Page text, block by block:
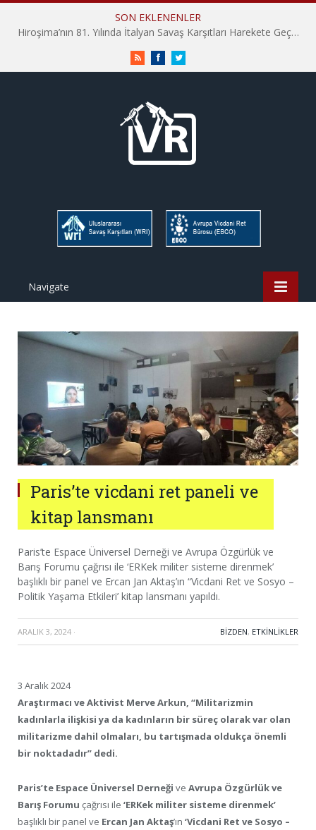
SON EKLENENLER
Hiroşima’nın 81. Yılında İtalyan Savaş Karşıtları Harekete Geçti: “Hatırlamak yeterli değil”
RSS FacebookTwitter
Navigate
Paris’te vicdani ret paneli ve
kitap lansmanı
Paris’te Espace Üniversel Derneği ve Avrupa Özgürlük ve
Barış Forumu çağrısı ile ‘ERKek militer sisteme direnmek’
başlıklı bir panel ve Ercan Jan Aktaş’ın “Vicdani Ret ve Sosyo –
Politik Yaşama Etkileri’ kitap lansmanı yapıldı.
ARALIK 3, 2024 · BIZDEN, ETKINLIKLER
3 Aralık 2024
Araştırmacı ve Aktivist Merve Arkun, “Militarizmin
kadınlarla ilişkisi ya da kadınların bir süreç olarak var olan
militarizme dahil olmaları, bu tartışmada oldukça önemli
bir noktadadır” dedi.
Paris’te Espace Üniversel Derneği ve Avrupa Özgürlük ve
Barış Forumu çağrısı ile ‘ERKek militer sisteme direnmek’
başlıklı bir panel ve Ercan Jan Aktaş’ın ‘Vicdani Ret ve Sosyo –